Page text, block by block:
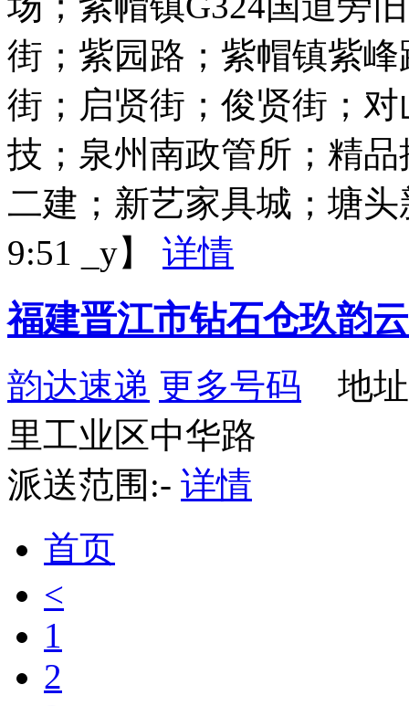
街；紫园路；紫帽镇紫
街；启贤街；俊贤街；
技；泉州南政管所；精
二建；新艺家具城；塘
9:51 _y】 详情
福建晋江市钻石仓玖韵
韵达速递 更多号码 地址
里工业区中华路
派送范围:- 详情
首页
<
1
2